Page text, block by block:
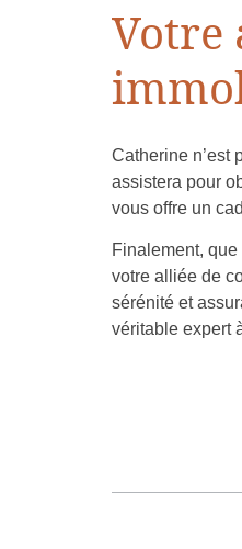
Votre
Catherine n’est
assistera pour
vous offre un
Finalement,
votre alliée de
sérénité et
véritable expert